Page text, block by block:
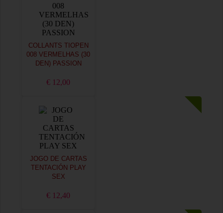
COLLANTS TIOPEN
008 VERMELHAS (30
DEN) PASSION
€ 12,00
JOGO DE CARTAS
TENTACIÓN PLAY
SEX
€ 12,40